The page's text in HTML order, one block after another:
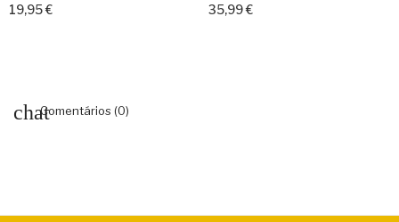
19,95 €Adicionar ao carrinho 35,99 €Adicionar ao carrinho
Comentários (0)